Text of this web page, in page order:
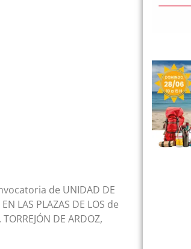
toria de UNIDAD DE
EN LAS PLAZAS DE LOS de
DE ARDOZ,